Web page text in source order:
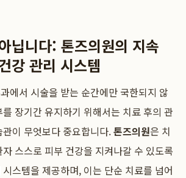
닙니다: 톤즈의원의 지속
강 관리 시스템
에서 시술을 받는 순간에만 국한되지 않
장기간 유지하기 위해서는 치료 후의 관
이 무엇보다 중요합니다.톤즈의원은 치
스스로 피부 건강을 지켜나갈 수 있도록
스템을 제공하며, 이는 단순 치료를 넘어